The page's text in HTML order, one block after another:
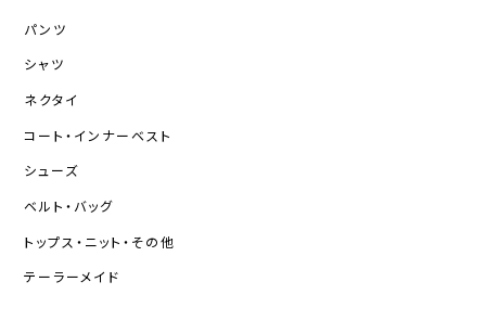
パンツ
シャツ
ネクタイ
コート・インナーベスト
シューズ
ベルト・バッグ
トップス・ニット・その他
テーラーメイド